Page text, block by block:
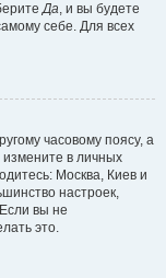
Да, и вы будете
себе. Для всех
часовому поясу, а
измените в личных
Москва, Киев и
настроек,
вы не
это.